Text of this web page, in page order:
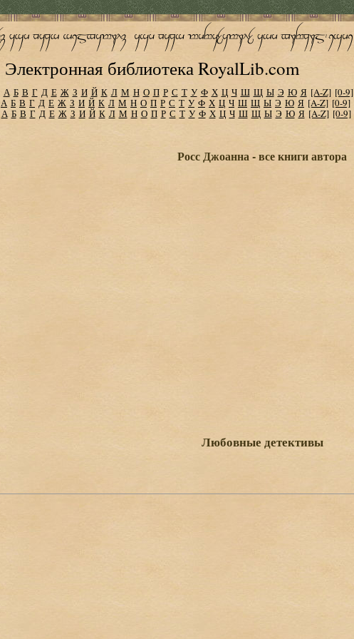
Электронная библиотека RoyalLib.com
А Б В Г Д Е Ж З И Й К Л М Н О П Р С Т У Ф Х Ц Ч Ш Щ Ы Э Ю Я [A-Z] [0-9]
А Б В Г Д Е Ж З И Й К Л М Н О П Р С Т У Ф Х Ц Ч Ш Щ Ы Э Ю Я [A-Z] [0-9]
А Б В Г Д Е Ж З И Й К Л М Н О П Р С Т У Ф Х Ц Ч Ш Щ Ы Э Ю Я [A-Z] [0-9]
Росс Джоанна - все книги автора
Любовные детективы